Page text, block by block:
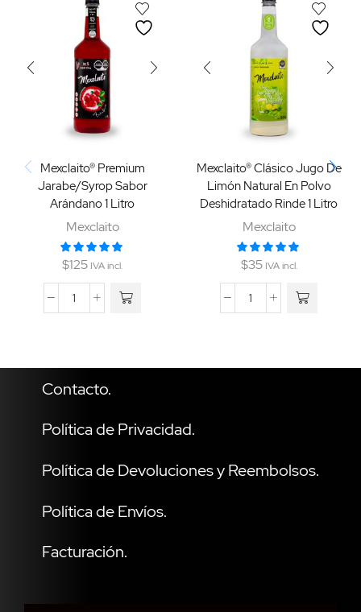
Mexclaito® Premium
Jarabe/Syrop Sabor
Arándano 1 Litro
Mexclaito
$125 IVA incl.
Mexclaito® Clásico Jugo De
Limón Natural En Polvo
Deshidratado Rinde 1 Litro
Mexclaito
$35 IVA incl.
Contacto.
Política de Privacidad.
Política de Devoluciones y Reembolsos.
Política de Envíos.
Facturación.